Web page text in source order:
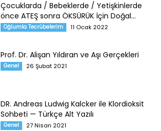
Çocuklarda / Bebeklerde / Yetişkinlerde
önce ATEŞ sonra ÖKSÜRÜK İçin Doğal...
Oğlumla Tecrübelerim 11 Ocak 2022
Prof. Dr. Alişan Yıldıran ve Aşı Gerçekleri
Genel 26 Şubat 2021
DR. Andreas Ludwig Kalcker ile Klordioksit
Sohbeti — Türkçe Alt Yazılı
Genel 27 Nisan 2021